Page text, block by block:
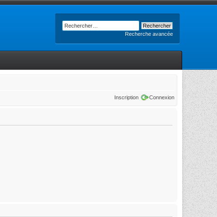
Recherche avancée
Inscription Connexion